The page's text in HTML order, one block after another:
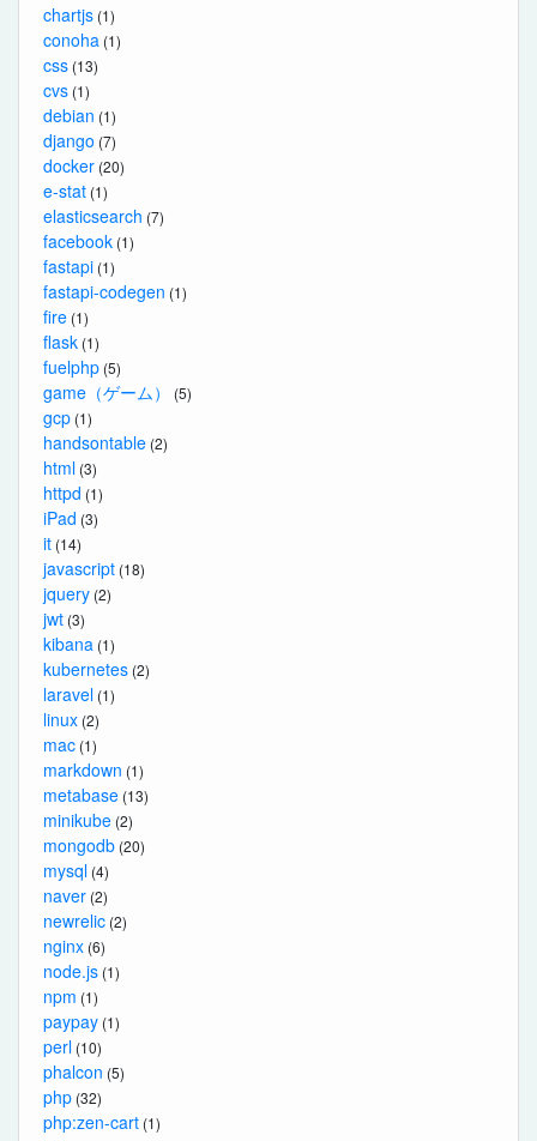
chartjs (1)
conoha (1)
css (13)
cvs (1)
debian (1)
django (7)
docker (20)
e-stat (1)
elasticsearch (7)
facebook (1)
fastapi (1)
fastapi-codegen (1)
fire (1)
flask (1)
fuelphp (5)
game（ゲーム） (5)
gcp (1)
handsontable (2)
html (3)
httpd (1)
iPad (3)
it (14)
javascript (18)
jquery (2)
jwt (3)
kibana (1)
kubernetes (2)
laravel (1)
linux (2)
mac (1)
markdown (1)
metabase (13)
minikube (2)
mongodb (20)
mysql (4)
naver (2)
newrelic (2)
nginx (6)
node.js (1)
npm (1)
paypay (1)
perl (10)
phalcon (5)
php (32)
php:zen-cart (1)